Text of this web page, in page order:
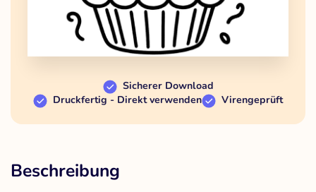
Sicherer Download
Druckfertig - Direkt verwenden
Virengeprüft
Beschreibung